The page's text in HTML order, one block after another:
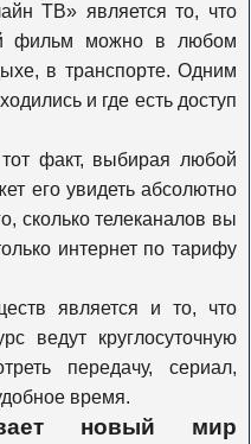
ТВ» является то, что
фильм можно в любом
в транспорте. Одним
и где есть доступ
факт, выбирая любой
его увидеть абсолютно
сколько телеканалов вы
интернет по тарифу
является и то, что
ведут круглосуточную
передачу, сериал,
время.
новый мир